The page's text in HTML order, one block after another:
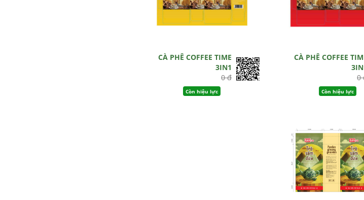
CÀ PHÊ COFFEE TIME
3IN1
0 đ
Còn hiệu lực
CÀ PHÊ COFFEE
0
Còn hiệu lực